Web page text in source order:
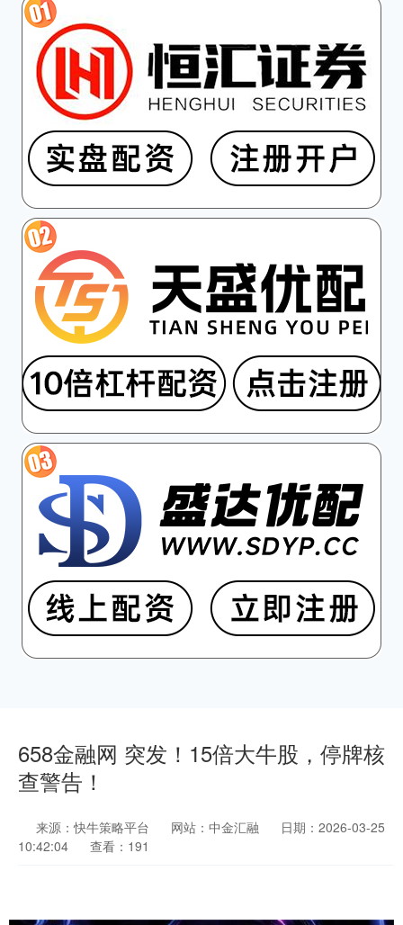
658金融网 突发！15倍大牛股，停牌核
查警告！
来源：快牛策略平台 网站：中金汇融
日期：2026-03-25
10:42:04
查看：191